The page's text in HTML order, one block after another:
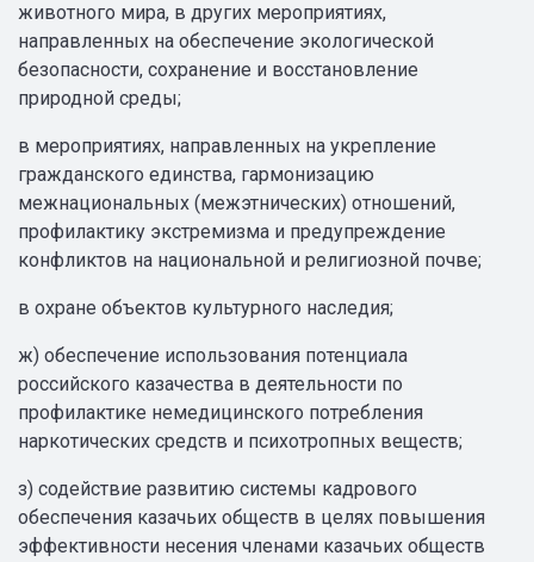
животного мира, в других мероприятиях,
направленных на обеспечение экологической
безопасности, сохранение и восстановление
природной среды;
в мероприятиях, направленных на укрепление
гражданского единства, гармонизацию
межнациональных (межэтнических) отношений,
профилактику экстремизма и предупреждение
конфликтов на национальной и религиозной почве;
в охране объектов культурного наследия;
ж) обеспечение использования потенциала
российского казачества в деятельности по
профилактике немедицинского потребления
наркотических средств и психотропных веществ;
з) содействие развитию системы кадрового
обеспечения казачьих обществ в целях повышения
эффективности несения членами казачьих обществ